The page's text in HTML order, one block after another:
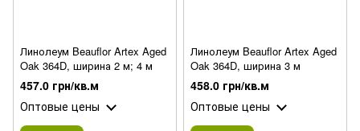
Линолеум Beauflor Artex Aged
Oak 364D, ширина 2 м; 4 м
457.0 грн/кв.м
Оптовые цены
Линолеум Beauflor Artex Aged
Oak 364D, ширина 3 м
458.0 грн/кв.м
Оптовые цены